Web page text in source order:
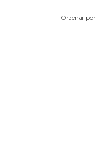
Ordenar por